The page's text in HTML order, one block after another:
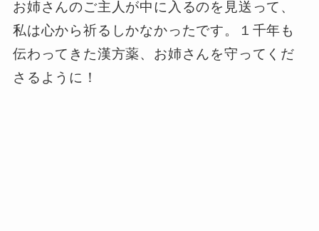
お姉さんのご主人が中に入るのを見送って、
私は心から祈るしかなかったです。１千年も
伝わってきた漢方薬、お姉さんを守ってくだ
さるように！